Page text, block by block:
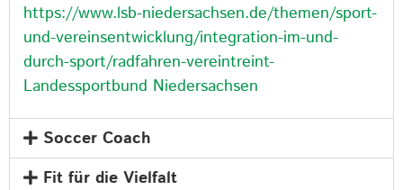
https://www.lsb-niedersachsen.de/themen/sport-
und-vereinsentwicklung/integration-im-und-
durch-sport/radfahren-vereintreint-
Landessportbund Niedersachsen
Soccer Coach
Fit für die Vielfalt